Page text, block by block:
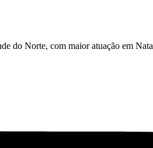
do Norte, com maior atuação em